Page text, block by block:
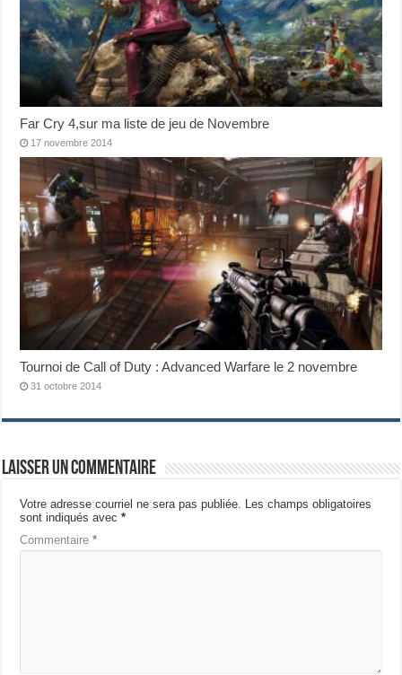
Far Cry 4,sur ma liste de jeu de Novembre
17 novembre 2014
Tournoi de Call of Duty : Advanced Warfare le 2 novembre
31 octobre 2014
Laisser un commentaire
Votre adresse courriel ne sera pas publiée. Les champs obligatoires
sont indiqués avec*
Commentaire*